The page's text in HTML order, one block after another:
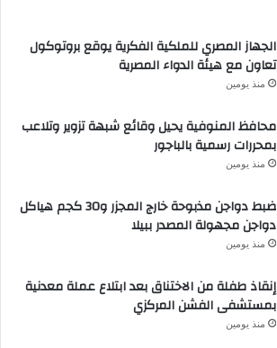
الجهاز المصري للملكية الفكرية يوقع بروتوكول
تعاون مع هيئة الدواء المصرية
منذ يومين
محافظ المنوفية يحيل وقائع شبهة تزوير وتلاعب
بمحررات رسمية بالباجور
منذ يومين
ضبط دواجن مذبوحة خارج المجزر و30 كجم هياكل
دواجن مجهولة المصدر ببيلا
منذ يومين
إنقاذ طفلة من الاختناق بعد ابتلاع عملة معدنية
بمستشفى الفشن المركزي
منذ يومين